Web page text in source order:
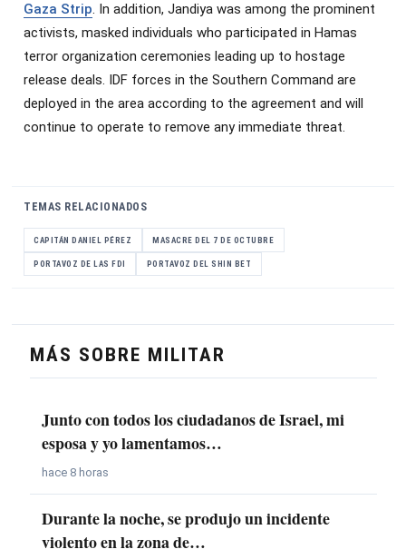
Gaza Strip. In addition, Jandiya was among the prominent
activists, masked individuals who participated in Hamas
terror organization ceremonies leading up to hostage
release deals. IDF forces in the Southern Command are
deployed in the area according to the agreement and will
continue to operate to remove any immediate threat.
TEMAS RELACIONADOS
CAPITÁN DANIEL PÉREZ MASACRE DEL 7 DE OCTUBRE
PORTAVOZ DE LAS FDI PORTAVOZ DEL SHIN BET
MÁS SOBRE MILITAR
Junto con todos los ciudadanos de Israel, mi
esposa y yo lamentamos…
hace 8 horas
Durante la noche, se produjo un incidente
violento en la zona de…